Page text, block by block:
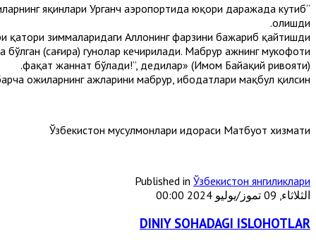
яқинлари Урганч аэропортида юқори даражада кутиб
олишди.
зиммаларидаги Аллоҳнинг фарзини бажариб қайтишди.
(сағира) гуноҳлар кечирилади. Мабрур ҳажнинг мукофоти
фақат жаннат бўлади!”, дедилар» (Имом Байҳақий ривояти).
ҳожиларнинг ҳажларини мабрур, ибодатлари мақбул қилсин.
Ўзбекистон мусулмонлари идораси Матбуот хизмати
Published in Ўзбекистон янгиликлари
الثلاثاء, 09 تموز/يوليو 2024 00:00
DINIY SOHADAGI ISLOHOTLAR